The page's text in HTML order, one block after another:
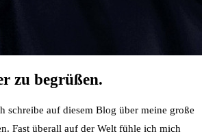
zu begrüßen.
schreibe auf diesem Blog über meine große
Fast überall auf der Welt fühle ich mich